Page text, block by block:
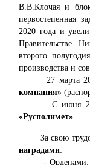
В.В.Клочая и
первостепенная
2020 года и
Правительстве
второго
производства и
27 марта
компания»
С июня
«Русполимет».
За свою
наградами:
- Орденами: